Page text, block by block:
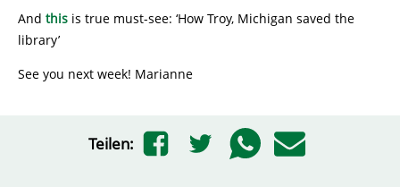
And this is true must-see: ‘How Troy, Michigan saved the
library’
See you next week! Marianne
Teilen: